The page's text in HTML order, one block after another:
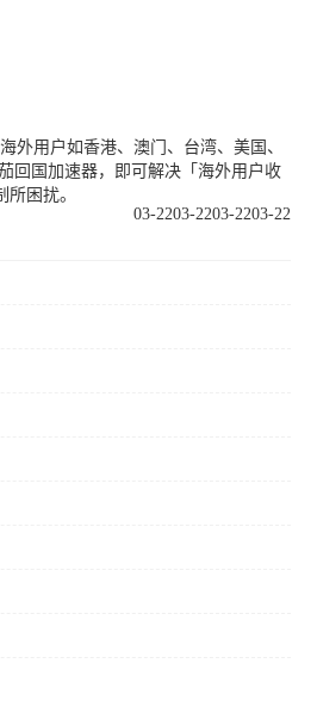
外用户如香港、澳门、台湾、美国、
回国加速器，即可解决「海外用户收
困扰。
03-22
03-22
03-22
03-22